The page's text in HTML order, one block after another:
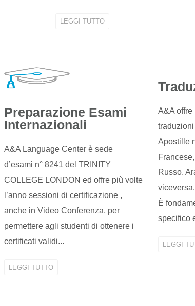
LEGGI TUTTO
Preparazione Esami
Internazionali
A&A Language Center è sede
d’esami n° 8241 del TRINITY
COLLEGE LONDON ed offre più volte
l’anno sessioni di certificazione ,
anche in Video Conferenza, per
permettere agli studenti di ottenere i
certificati validi...
LEGGI TUTTO
A&A offre
Apostille
Russo,
viceversa.
È
specifico
LEGGI